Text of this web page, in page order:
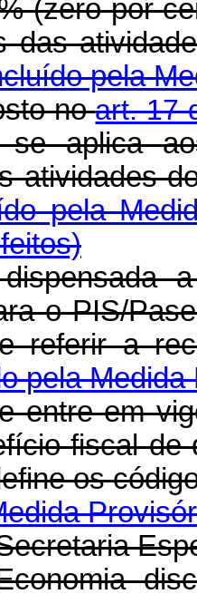
(zero por
das
pela
noart. 17
aplica
atividades
pela
o PIS/
referir a
pela Medida
entre em
fiscal de
os